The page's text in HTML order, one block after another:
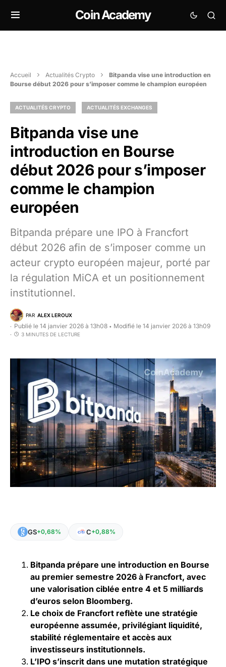
Coin Academy
Accueil Actualités Crypto
Bitpanda vise une introduction en
Bourse début 2026 pour s’imposer comme le champion européen
ACTUALITÉS CRYPTO ACTUALITÉS EXCHANGES
Bitpanda vise une
introduction en Bourse
début 2026 pour s’imposer
comme le champion
européen
Bitpanda prépare une IPO à Francfort
début 2026 afin de s’imposer comme un
acteur crypto européen majeur, porté par
la régulation MiCA et un positionnement
institutionnel.
PAR ALEX LEROUX
Publié le 14 janvier 2026 à 13h08 • Modifié le 14 janvier 2026 à 13h09
3 MINUTES DE LECTURE
GS+0,68% C+0,88%
Bitpanda prépare une introduction en Bourse
au premier semestre 2026 à Francfort, avec
une valorisation ciblée entre 4 et 5 milliards
d’euros selon Bloomberg.
Le choix de Francfort reflète une stratégie
européenne assumée, privilégiant liquidité,
stabilité réglementaire et accès aux
investisseurs institutionnels.
L’IPO s’inscrit dans une mutation stratégique